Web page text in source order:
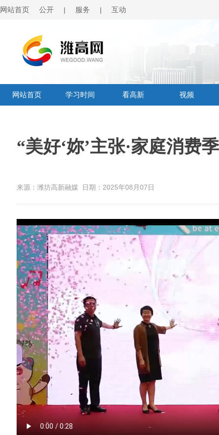
网站首页 公开 | 服务 | 互动
网站首页 学习时间 看高新 视频
“美好‘妳’主张·家庭消费
来源：潍坊高新融媒 日期：2025年08月07日